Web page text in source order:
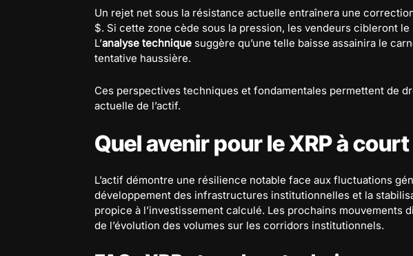
Un rejet net sous la résistance actuelle entraînera une
$. Si cette zone cède sous la pression, les vendeurs cibleront
L’analyse technique suggère qu’une telle baisse assainira le
tentative haussière.
Ces perspectives techniques et fondamentales permettent de
actuelle de l’actif.
Quel avenir pour le XRP à
L’actif démontre une résilience notable face aux fluctuations
développement des infrastructures institutionnelles et la
propice à l’investissement calculé. Les prochains mouvements
de l’évolution des volumes sur les corridors institutionnels.